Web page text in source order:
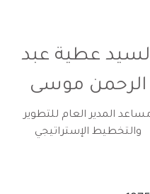
عطية عبد
الرحمن موسى
المدير العام للتطوير
والتخطيط الإستراتيجي